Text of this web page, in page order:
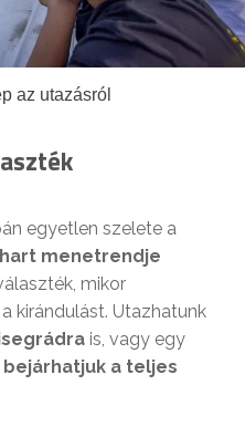
az utazásról
egyetlen szelete a
menetrendje
mikor
kirándulást. Utazhatunk
is, vagy egy
a teljes